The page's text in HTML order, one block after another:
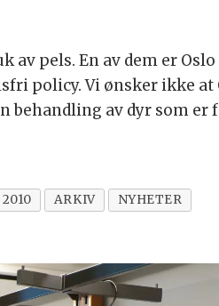
pels. En av dem er Oslo
policy. Vi ønsker ikke at
behandling av dyr som er
ARKIV NYHETER